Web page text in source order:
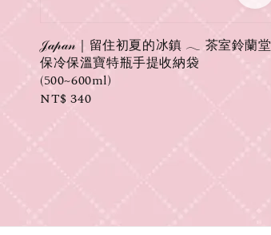
𝒥𝒶𝓅𝒶𝓃｜留住初夏的冰鎮 𓂃 茶室鈴蘭堂
保冷保溫寶特瓶手提收納袋
(500~600ml)
Regular
NT$ 340